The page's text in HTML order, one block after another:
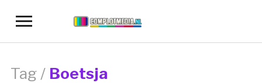
Toggle
navigation
Tag / Boetsja